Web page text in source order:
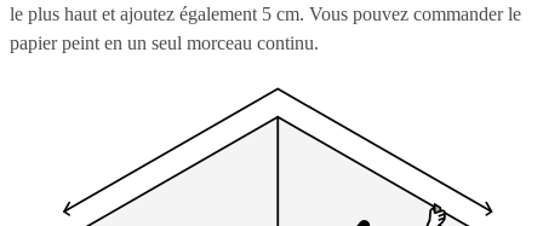
le plus haut et ajoutez également 5 cm. Vous pouvez commander le
papier peint en un seul morceau continu.